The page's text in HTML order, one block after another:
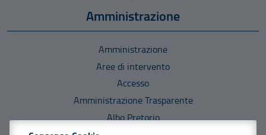
Amministrazione
Amministrazione
Aree di intervento
Accesso
Amministrazione Trasparente
Albo Pretorio